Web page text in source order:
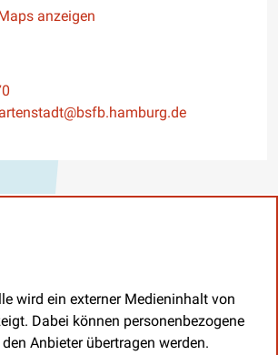
anzeigen
wird ein externer Medieninhalt von
Dabei können personenbezogene
Anbieter übertragen werden.